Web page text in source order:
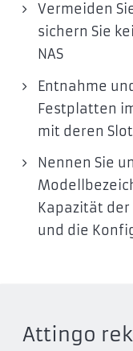
Vermeiden
sichern Sie
NAS
Entnahme
Festplatten
mit deren
Nennen Sie
Kapazität
und die
Attingo